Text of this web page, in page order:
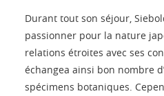
Durant tout son séjour,
passionner pour la nature
relations étroites avec ses
échangea ainsi bon nombre
spécimens botaniques.